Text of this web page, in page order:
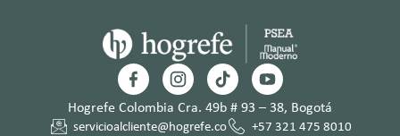
Hogrefe Colombia Cra. 49b # 93 – 38, Bogotá
servicioalcliente@hogrefe.co +57 321 475 8010